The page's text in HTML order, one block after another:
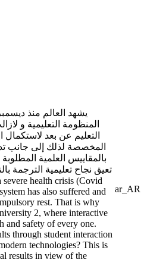
المنظومة التعليمية و
المخصصة لذلك إلى جانب
بالمقاييس العلمية
تعيق نجاح تعليمية الترجمة
has also suffered and
rest. That is why
2, where interactive
and safety of every one.
through student interaction
technologies? This is
results in view of the
ar_AR